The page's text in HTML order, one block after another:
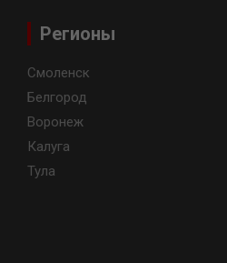
Регионы
Смоленск
Белгород
Воронеж
Калуга
Тула